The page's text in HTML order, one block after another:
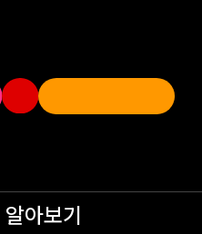
알아보기